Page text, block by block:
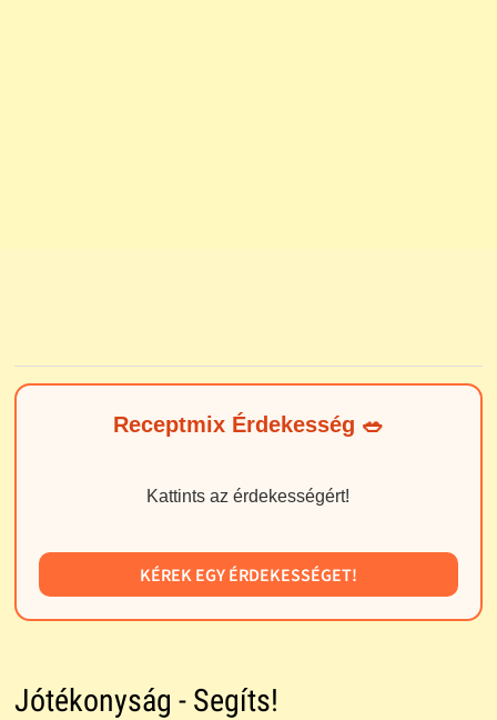
Receptmix Érdekesség 🥗
Kattints az érdekességért!
KÉREK EGY ÉRDEKESSÉGET!
Jótékonyság - Segíts!